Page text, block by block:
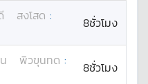
สงโสด :
8ชั่วโมง
พิวขุนทด :
8ชั่วโมง